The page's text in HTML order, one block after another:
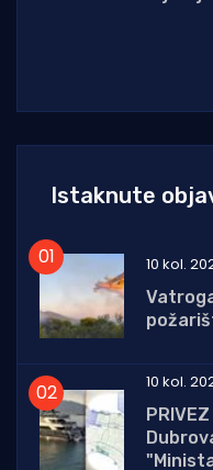
Istaknute
10 kol.
10 kol.